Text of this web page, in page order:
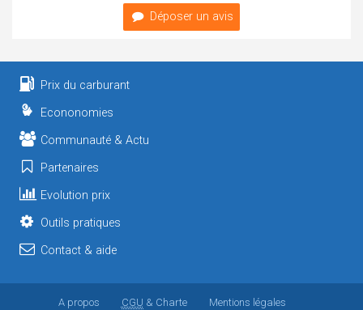
Déposer un avis
Prix du carburant
Econonomies
Communauté & Actu
Partenaires
Evolution prix
Outils pratiques
Contact & aide
A propos CGU & Charte Mentions légales